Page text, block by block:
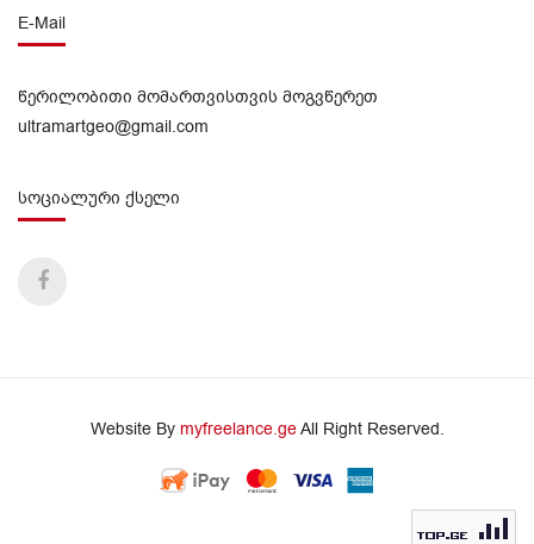
E-Mail
წერილობითი მომართვისთვის მოგვწერეთ
ultramartgeo@gmail.com
სოციალური ქსელი
Website By myfreelance.geAll Right Reserved.